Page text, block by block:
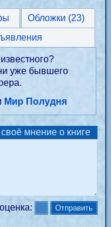
Обложки (23)
уже бывшего
Мир Полудня
мнение о книге